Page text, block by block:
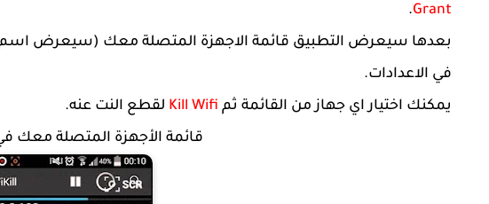
Grant
.
في الاعدادات.
يمكنك اختيار اي جهاز من القائمة ثم Kill Wifi لقطع النت عنه.
قائمة الأجهزة المتصلة معك